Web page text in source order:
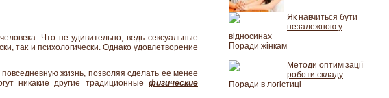
Что не удивительно, ведь сексуальные
так и психологически. Однако удовлетворение
жизнь, позволяя сделать ее менее
никакие другие традиционные физические
Як навчиться бути
незалежною у
відносинах
Поради жінкам
Методи оптимізації
роботи складу
Поради в логістиці